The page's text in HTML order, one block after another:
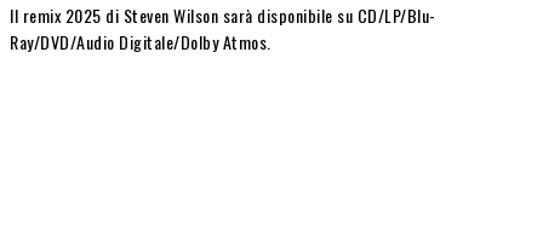
Il remix 2025 di Steven Wilson sarà disponibile su CD/LP/Blu-
Ray/DVD/Audio Digitale/Dolby Atmos.